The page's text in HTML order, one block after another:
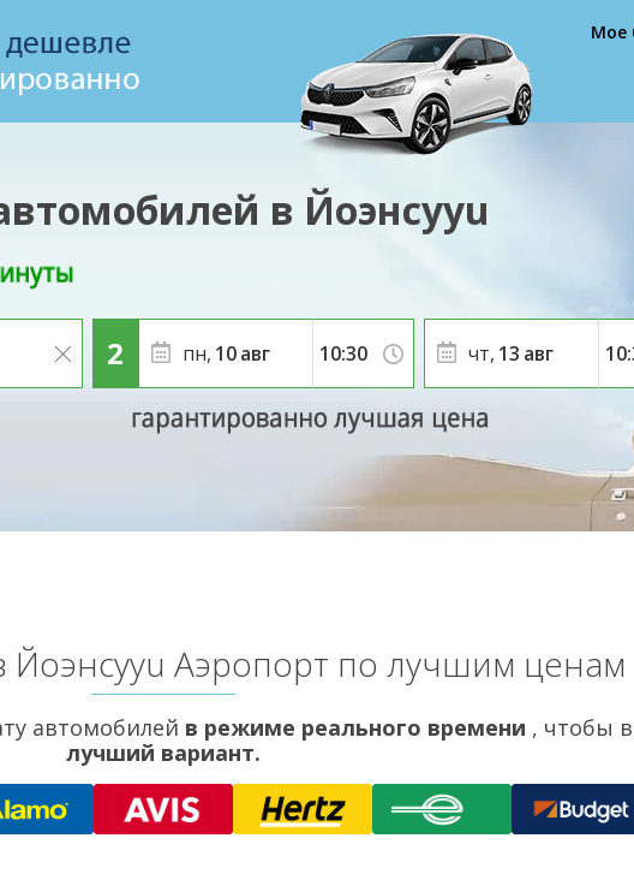
Română
العربية
Мое
в Йоэнсууu
пн, 10авг чт, 13 авг
Аэропорт по лучшим ценам
автомобилей в режиме реального времени , чтобы
лучший вариант.